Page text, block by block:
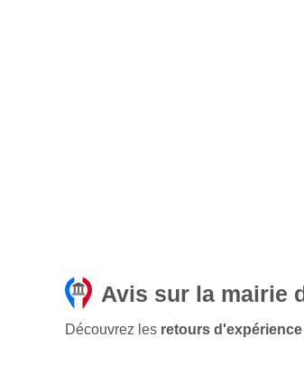
Avis sur la mairie
Découvrez les retours